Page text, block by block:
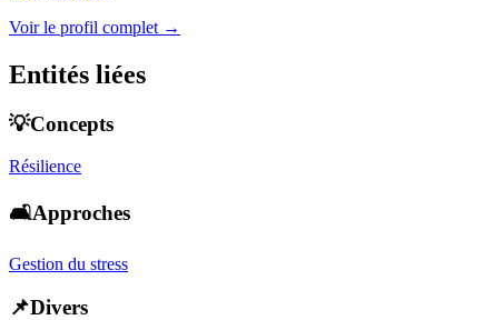
Voir le profil complet →
Entités liées
💡Concepts
Résilience
🛋️Approches
Gestion du stress
📌Divers